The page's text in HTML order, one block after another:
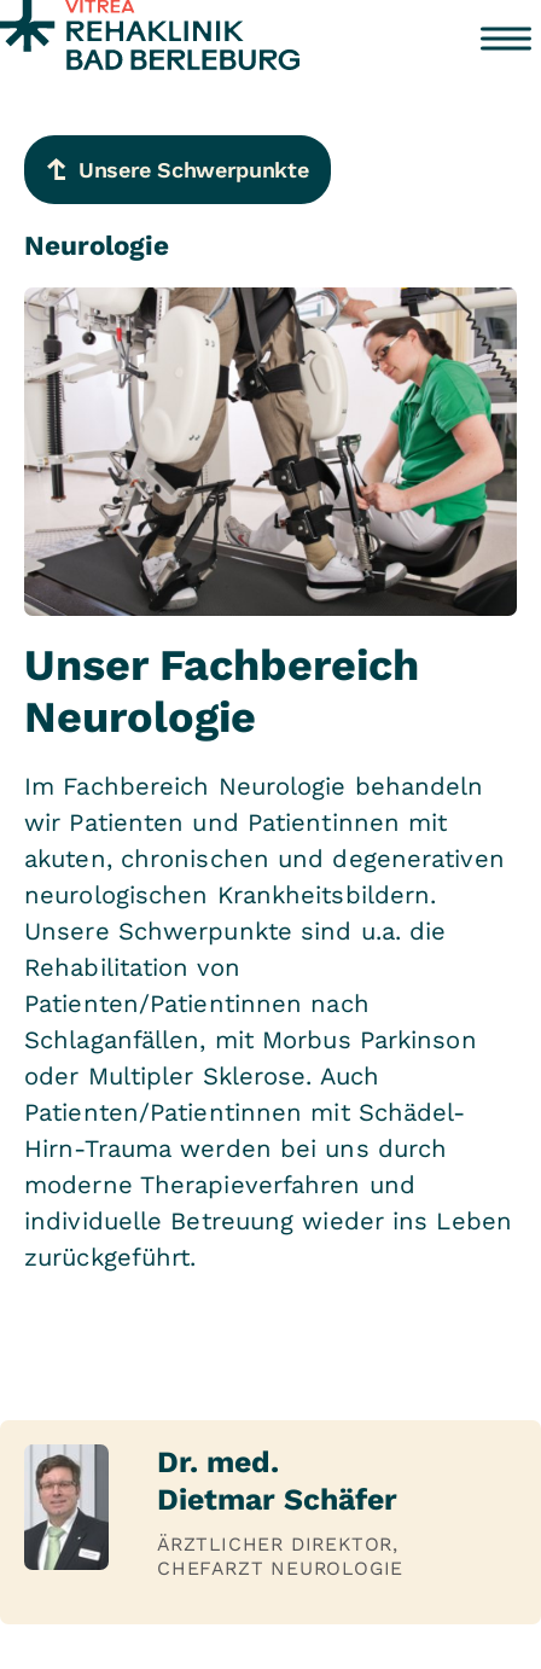
Zum Inhalt springen
Unsere Schwerpunkte
Neurologie
Unser Fachbereich
Neurologie
Im Fachbereich Neurologie behandeln
wir Patienten und Patientinnen mit
akuten, chronischen und degenerativen
neurologischen Krankheitsbildern.
Unsere Schwerpunkte sind u.a. die
Rehabilitation von
Patienten/Patientinnen nach
Schlaganfällen, mit Morbus Parkinson
oder Multipler Sklerose. Auch
Patienten/Patientinnen mit Schädel-
Hirn-Trauma werden bei uns durch
moderne Therapieverfahren und
individuelle Betreuung wieder ins Leben
zurückgeführt.
Dr. med.
Dietmar Schäfer
ÄRZTLICHER DIREKTOR,
CHEFARZT NEUROLOGIE